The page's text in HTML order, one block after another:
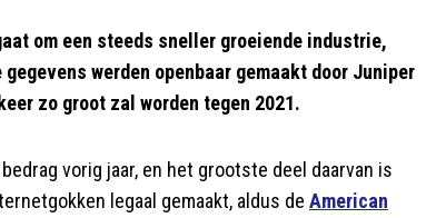
om een steeds sneller groeiende industrie,
werden openbaar gemaakt door Juniper
zo groot zal worden tegen 2021.
vorig jaar, en het grootste deel daarvan is
legaal gemaakt, aldus de American